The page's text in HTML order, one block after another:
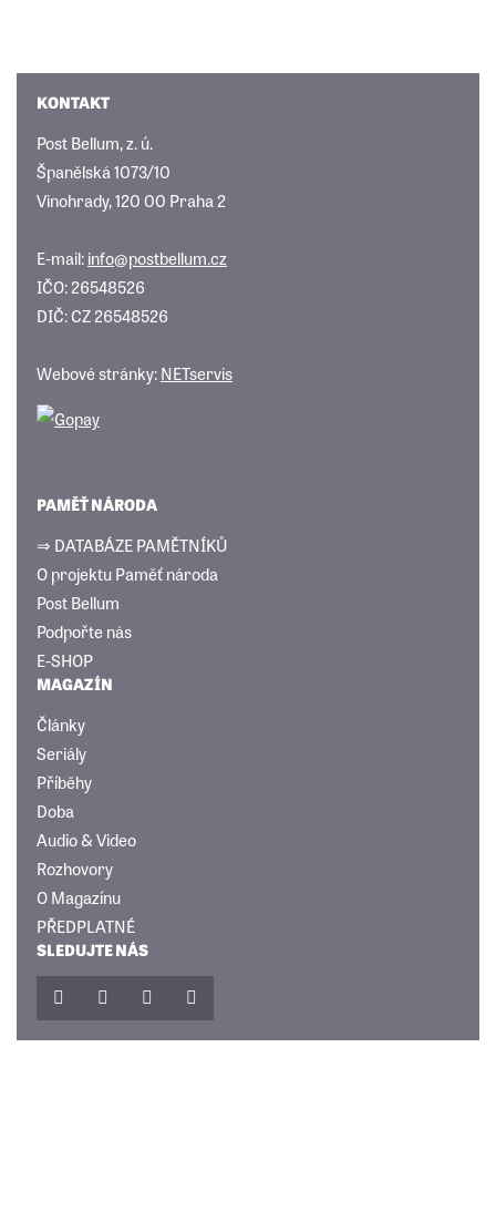
KONTAKT
Post Bellum, z. ú.
Španělská 1073/10
Vinohrady, 120 00 Praha 2
E-mail:info@postbellum.cz
IČO: 26548526
DIČ: CZ 26548526
Webové stránky:NETservis
PAMĚŤ NÁRODA
⇒ DATABÁZE PAMĚTNÍKŮ
O projektu Paměť národa
Post Bellum
Podpořte nás
E-SHOP
MAGAZÍN
Články
Seriály
Příběhy
Doba
Audio & Video
Rozhovory
O Magazínu
PŘEDPLATNÉ
SLEDUJTE NÁS